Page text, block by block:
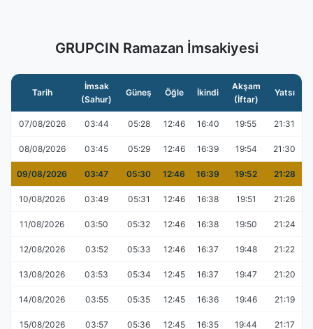
GRUPCIN Ramazan İmsakiyesi
Tarih
İmsak
(Sahur)
Güneş Öğle İkindi
Akşam
(İftar)
Yatsı
07/08/2026 03:44 05:28 12:46 16:40 19:55 21:31
08/08/2026 03:45 05:29 12:46 16:39 19:54 21:30
09/08/2026 03:47 05:30 12:46 16:39 19:52 21:28
10/08/2026 03:49 05:31 12:46 16:38 19:51 21:26
11/08/2026 03:50 05:32 12:46 16:38 19:50 21:24
12/08/2026 03:52 05:33 12:46 16:37 19:48 21:22
13/08/2026 03:53 05:34 12:45 16:37 19:47 21:20
14/08/2026 03:55 05:35 12:45 16:36 19:46 21:19
15/08/2026 03:57 05:36 12:45 16:35 19:44 21:17